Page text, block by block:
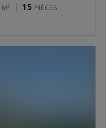
M² 15 PIÈCES